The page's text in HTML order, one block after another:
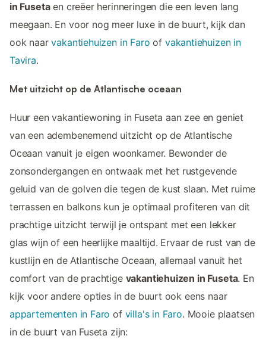
in Fusetaen creëer herinneringen die een leven lang
meegaan. En voor nog meer luxe in de buurt, kijk dan
ook naarvakantiehuizen in Faro of vakantiehuizen in
Tavira.
Met uitzicht op de Atlantische oceaan
Huur een vakantiewoning in Fuseta aan zee en geniet
van een adembenemend uitzicht op de Atlantische
Oceaan vanuit je eigen woonkamer. Bewonder de
zonsondergangen en ontwaak met het rustgevende
geluid van de golven die tegen de kust slaan. Met ruime
terrassen en balkons kun je optimaal profiteren van dit
prachtige uitzicht terwijl je ontspant met een lekker
glas wijn of een heerlijke maaltijd. Ervaar de rust van de
kustlijn en de Atlantische Oceaan, allemaal vanuit het
comfort van de prachtige vakantiehuizen in Fuseta. En
kijk voor andere opties in de buurt ook eens naar
appartementen in Faro of villa's in Faro. Mooie plaatsen
in de buurt van Fuseta zijn: